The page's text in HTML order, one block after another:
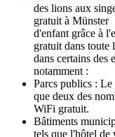
des lions aux
gratuit à Münster
d'enfant grâce à
gratuit dans
dans certains des
notamment :
Parcs publics :
que deux des
WiFi gratuit.
Bâtiments
tels que l'hôtel